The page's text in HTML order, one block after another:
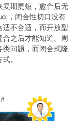
复期更短，愈合后无
，闭合性切口没有
不合适，而开放型
之后才能知道。周
问题，而闭合式隆
。